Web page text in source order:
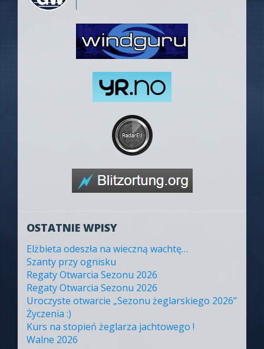
OSTATNIE WPISY
Elżbieta odeszła na wieczną wachtę…
Szanty przy ognisku
Regaty Otwarcia Sezonu 2026
Regaty Otwarcia Sezonu 2026
Uroczyste otwarcie „Sezonu żeglarskiego 2026”
Życzenia :)
Kurs na stopień żeglarza jachtowego !
Walne 2026